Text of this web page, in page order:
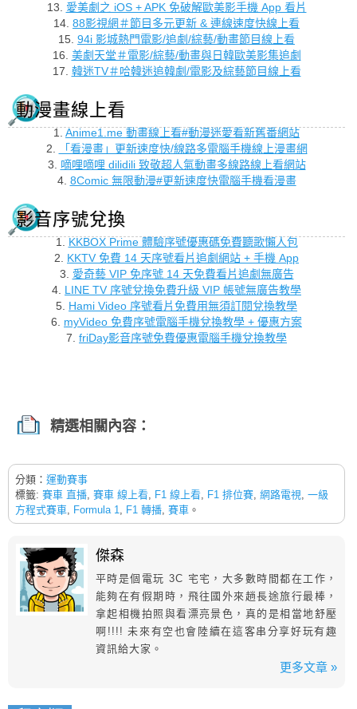
13. 愛美劇之 iOS + APK 免破解歐美影手機 App 看片
14. 88影視網＃節目多元更新 & 連線速度快線上看
15. 94i 影城熱門電影/追劇/綜藝/動畫節目線上看
16. 美劇天堂＃電影/綜藝/動畫與日韓歐美影集追劇
17. 韓迷TV＃哈韓迷追韓劇/電影及綜藝節目線上看
動漫畫線上看
1. Anime1.me 動畫線上看#動漫迷愛看新舊番網站
2.
「看漫畫」更新速度快/線路多電腦手機線上漫畫網
3. 嘀哩嘀哩 dilidili 致敬超人氣動畫多線路線上看網站
4. 8Comic 無限動漫#更新速度快電腦手機看漫畫
影音序號兌換
1. KKBOX Prime 體驗序號優惠碼免費聽歌懶人包
2. KKTV 免費 14 天序號看片追劇網站 + 手機 App
3. 愛奇藝 VIP 免序號 14 天免費看片追劇無廣告
4. LINE TV 序號兌換免費升級 VIP 帳號無廣告教學
5. Hami Video 序號看片免費用無須訂閱兌換教學
6. myVideo 免費序號電腦手機兌換教學 + 優惠方案
7. friDay影音序號免費優惠電腦手機兌換教學
精選相關內容：
分類： 運動賽事
標籤: 賽車 直播 賽車 線上看 F1 線上看 F1 排位賽 網路電視 一級
方程式賽車
Formula 1 F1 轉播 賽車 。
傑森
平時是個電玩 3C 宅宅，大多數時間都在工作，
能夠在有假期時，飛往國外來趟長途旅行最棒，
拿起相機拍照與看漂亮景色，真的是相當地舒壓
啊!!!! 未來有空也會陸續在這客串分享好玩有趣
資訊給大家。
更多文章 »